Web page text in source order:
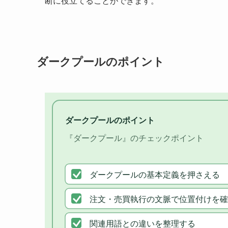
ダークプールのポイント
ダークプールのポイント
『ダークプール』のチェックポイント
ダークプールの基本定義を押さえる
注文・売買執行の文脈で位置付けを
関連用語との違いを整理する